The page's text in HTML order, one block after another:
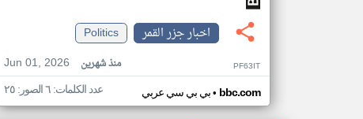
اخبار جزر القمر
Politics
Jun 01, 2026
منذ شهرين PF63IT
بي بي سي عربي• bbc.com عدد الكلمات: ٦ الصور: ٢٥